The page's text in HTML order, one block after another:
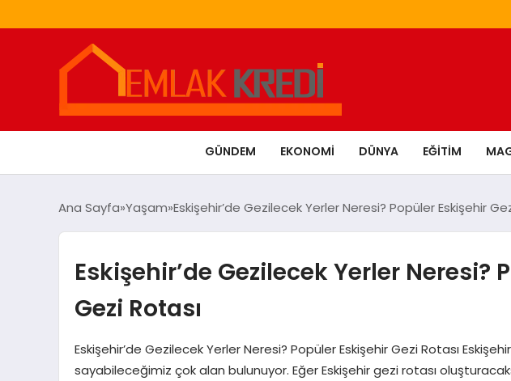
GÜNDEM EKONOMI DÜNYA EĞITIM
Ana Sayfa Yaşam Eskişehir’de Gezilecek Yerler Neresi? Popüler Eskişehir
Eskişehir’de Gezilecek Yerler Neresi?
Gezi Rotası
Eskişehir’de Gezilecek Yerler Neresi? Popüler Eskişehir Gezi Rotası
sayabileceğimiz çok alan bulunuyor. Eğer Eskişehir gezi rotası